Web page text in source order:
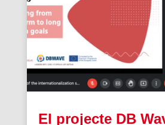
El projecte DB